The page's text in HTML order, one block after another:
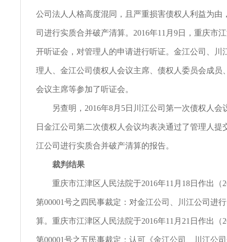
公司法人人格高度混同，且严重损害债权人利益为由
司进行实质合并破产清算。2016年11月9日，重庆市
开听证会，对管理人的申请进行听证。金江公司、川
理人、金江公司债权人会议主席、债权人委员会成员
会议主席等参加了听证会。
另查明，2016年8月5日川江公司第一次债权人会
日金江公司第二次债权人会议均表决通过了管理人提
江公司进行实质合并破产清算的报告。
裁判结果
重庆市江津区人民法院于2016年11月18日作出（
第00001号之四民事裁定：对金江公司、川江公司进
算。重庆市江津区人民法院于2016年11月21日作出（
第00001号之五民事裁定：认可《金江公司、川江公